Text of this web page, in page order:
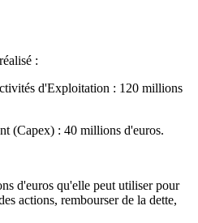
:
d'Exploitation : 120 millions
(Capex) : 40 millions d'euros.
d'euros qu'elle peut utiliser pour
actions, rembourser de la dette,